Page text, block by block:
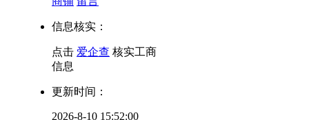
信息核实：
点击 爱企查 核实工商
信息
更新时间：
2026-8-10 15:52:00